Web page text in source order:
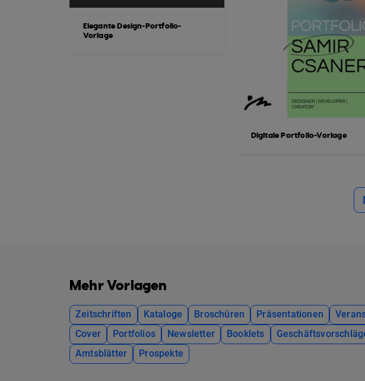
Elegante Design-Portfolio-
Vorlage
Digitale Portfolio-Vorlage
Mehr Vorlagen
Zeitschriften Kataloge Broschüren Präsentationen
Cover
Portfolios Newsletter Booklets
Amtsblätter
Prospekte